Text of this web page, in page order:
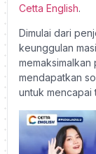
Cetta English.
Dimulai dari
keunggulan
memaksimalkan
mendapatkan
untuk mencapai